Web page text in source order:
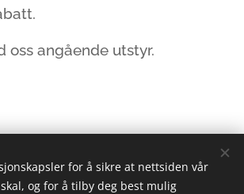
oss angående utstyr.
for å sikre at nettsiden vår
og for å tilby deg best mulig